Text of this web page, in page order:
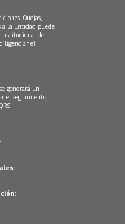
Quejas,
a la Entidad puede
de
el
generará un
el seguimiento,